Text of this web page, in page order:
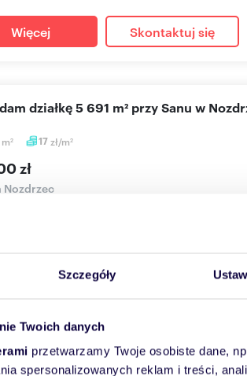
Szczegóły
Twoich danych
przetwarzamy Twoje osobiste dane,
spersonalizowanych reklam i treści,
Więcej Skontaktuj się
m2 17zł/m2
działkę 5 691 m² przy Sanu w
zł
Nozdrzec
NIERUCHOMOŚĆ GRUNTOWĄ (Działkę)